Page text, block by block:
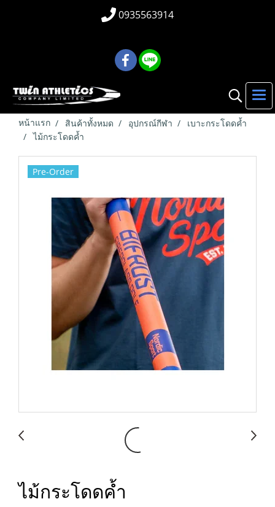
0935563914
หน้าแรก สินค้าทั้งหมด อุปกรณ์กีฬา
เบาะกระโดดค้ำ
ไม้กระโดดค้ำ
Pre-Order
ไม้กระโดดค้ำ